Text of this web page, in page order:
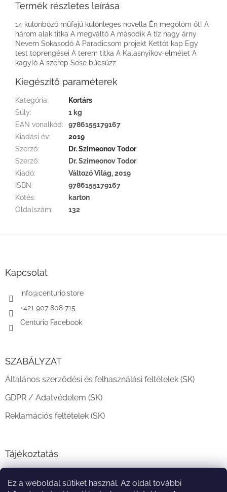
Ez a weboldal sütiket használ. Az oldal további
Termék részletes leírása
14 különböző műfajú különleges novella Én megölöm őt! A
három alak titka A megváltó A második A tíz nagy árny
Nevem Sokasodó A Paradicsom projekt Kettőt kap Egy
test töprengései A terem titka A Kalasnyikov-elmélet A
kagyló A szerep Sose búcsúzz
Kiegészítő paraméterek
Kategória:
Kortárs
Súly:
1 kg
EAN vonalkód:
9786155179167
Kiadási év:
2019
Szerző:
Dr. Szimeonov Todor
Szerző:
Dr. Szimeonov Todor
Kiadó:
Változó Világ, 2019
ISBN:
9786155179167
Kötés:
karton
Oldalszám: 132
Kapcsolat
info@centurio.store
+421 907 808 715
Centurio Facebook
SZABÁLYZAT
Általános szerződési és felhasználási feltételek (SK)
GDPR / Adatvédelem (SK)
Reklamációs feltételek (SK)
Tájékoztatás